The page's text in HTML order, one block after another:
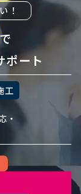
！
で
ポート
工
・